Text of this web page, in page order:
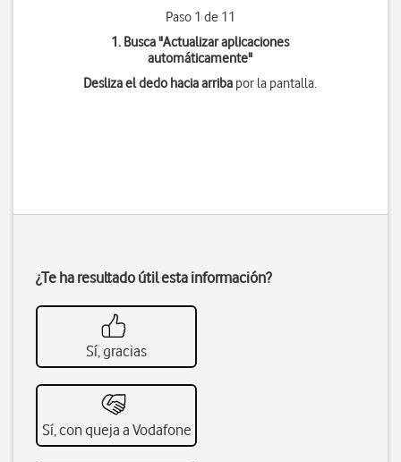
Paso 1 de 11
1. Busca "Actualizar aplicaciones
automáticamente"
Desliza el dedo hacia arriba por la pantalla.
¿Te ha resultado útil esta información?
Sí, gracias
Sí, con queja a Vodafone